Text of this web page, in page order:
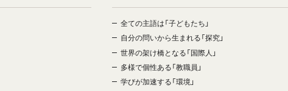
全ての主語は「子どもたち」
自分の問いから生まれる「探究」
世界の架け橋となる「国際人」
多様で個性ある「教職員」
学びが加速する「環境」